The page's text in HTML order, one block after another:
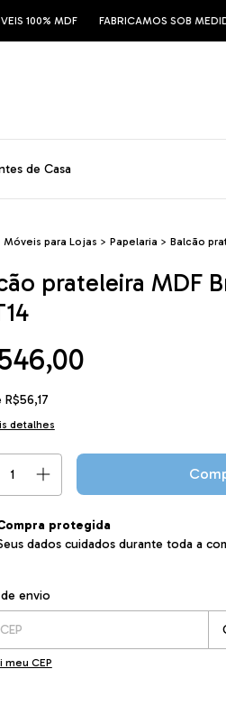
MDF FABRICAMOS SOB MEDIDA
de Casa
Móveis para Lojas > Papelaria > Balcão
prateleira MDF
R$56,17
detalhes
protegida
dados cuidados durante toda a
para o CEP:
envio
meu CEP